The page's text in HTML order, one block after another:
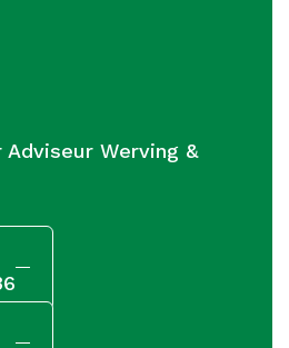
Adviseur Werving &